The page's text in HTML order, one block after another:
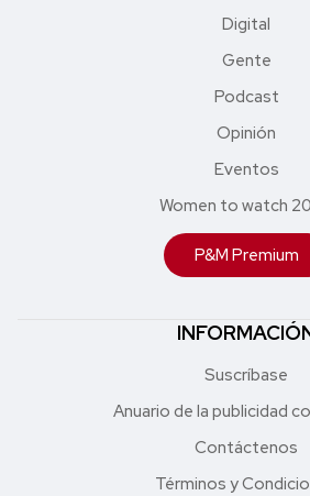
Digital
Gente
Podcast
Opinión
Eventos
Women to watch
P&M Premium
Suscríbase
Anuario de la publicidad
Contáctenos
Términos y